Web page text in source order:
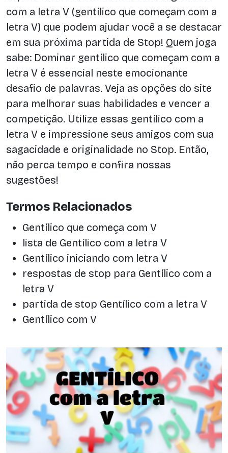
com a letra V (gentílico que começam com a
letra V) que podem ajudar você a se destacar
em sua próxima partida de Stop! Quem joga
sabe: Dominar gentílico que começam com a
letra V é essencial neste emocionante
desafio de palavras. Veja as opções do site
para melhorar suas habilidades e vencer a
competição. Utilize essas gentílico com a
letra V e impressione seus amigos com sua
sagacidade e originalidade no Stop. Então,
não perca tempo e confira nossas
sugestões!
Termos Relacionados
Gentílico que começa com V
lista de Gentílico com a letra V
Gentílico iniciando com letra V
respostas de stop para Gentílico com a
letra V
partida de stop Gentílico com a letra V
Gentílico com V